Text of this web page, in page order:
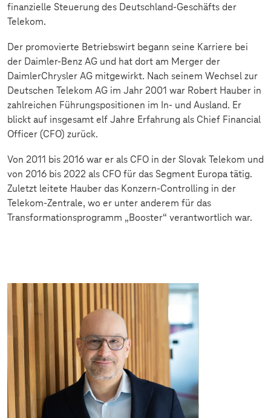
finanzielle Steuerung des Deutschland-Geschäfts der
Telekom.
Der promovierte Betriebswirt begann seine Karriere bei
der Daimler-Benz AG und hat dort am Merger der
DaimlerChrysler AG mitgewirkt. Nach seinem Wechsel zur
Deutschen Telekom AG im Jahr 2001 war Robert Hauber in
zahlreichen Führungspositionen im In- und Ausland. Er
blickt auf insgesamt elf Jahre Erfahrung als Chief Financial
Officer (CFO) zurück.
Von 2011 bis 2016 war er als CFO in der Slovak Telekom und
von 2016 bis 2022 als CFO für das Segment Europa tätig.
Zuletzt leitete Hauber das Konzern-Controlling in der
Telekom-Zentrale, wo er unter anderem für das
Transformationsprogramm „Booster“ verantwortlich war.